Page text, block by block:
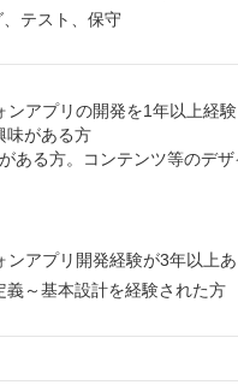
、テスト、保守
ンアプリの開発を1年以上経
味がある方
ある方。コンテンツ等のデ
ンアプリ開発経験が3年以
義～基本設計を経験された方